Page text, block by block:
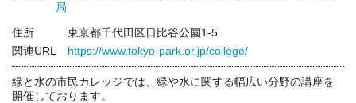
局
住所
東京都千代田区日比谷公園1-5
関連URL
https://www.tokyo-park.or.jp/college/
緑と水の市民カレッジでは、緑や水に関する幅広い分野の講座を
開催しております。